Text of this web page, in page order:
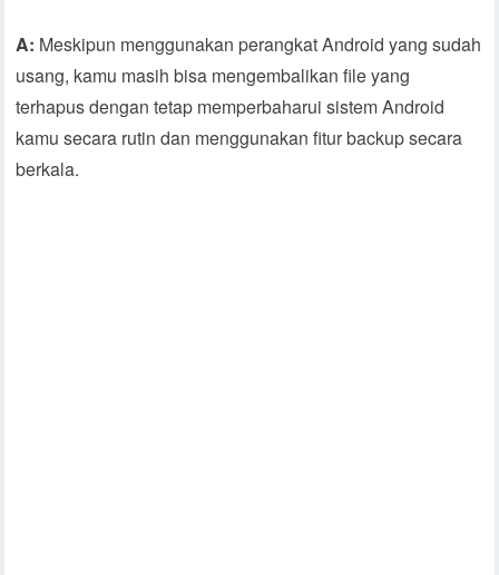
A: Meskipun menggunakan perangkat Android yang sudah
usang, kamu masih bisa mengembalikan file yang
terhapus dengan tetap memperbaharui sistem Android
kamu secara rutin dan menggunakan fitur backup secara
berkala.